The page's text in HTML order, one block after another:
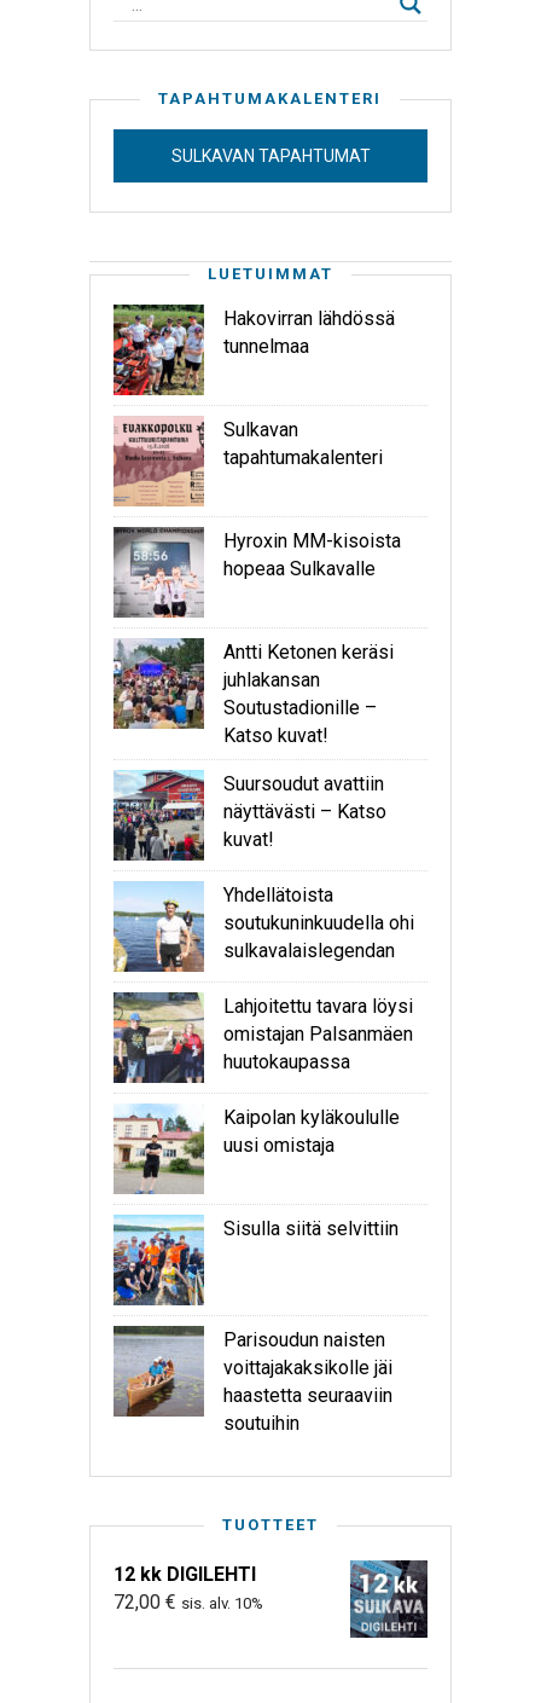
TAPAHTUMAKALENTERI
SULKAVAN TAPAHTUMAT
LUETUIMMAT
Hakovirran lähdössä
tunnelmaa
Sulkavan
tapahtumakalenteri
Hyroxin MM-kisoista
hopeaa Sulkavalle
Antti Ketonen keräsi
juhlakansan
Soutustadionille –
Katso kuvat!
Suursoudut avattiin
näyttävästi – Katso
kuvat!
Yhdellätoista
soutukuninkuudella ohi
sulkavalaislegendan
Lahjoitettu tavara löysi
omistajan Palsanmäen
huutokaupassa
Kaipolan kyläkoululle
uusi omistaja
Sisulla siitä selvittiin
Parisoudun naisten
voittajakaksikolle jäi
haastetta seuraaviin
soutuihin
TUOTTEET
12 kk DIGILEHTI
72,00 € sis. alv. 10%